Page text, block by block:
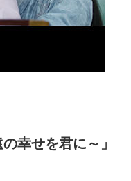
幸せを君に～」